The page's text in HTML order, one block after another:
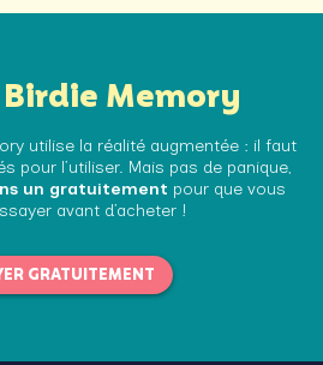
Memory
utilise la réalité augmentée : il faut
pour l’utiliser. Mais pas de panique,
un gratuitement pour que vous
avant d’acheter !
GRATUITEMENT